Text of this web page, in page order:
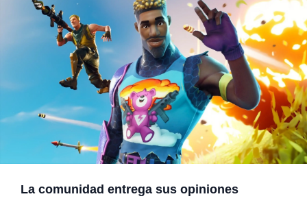
La comunidad entrega sus opiniones